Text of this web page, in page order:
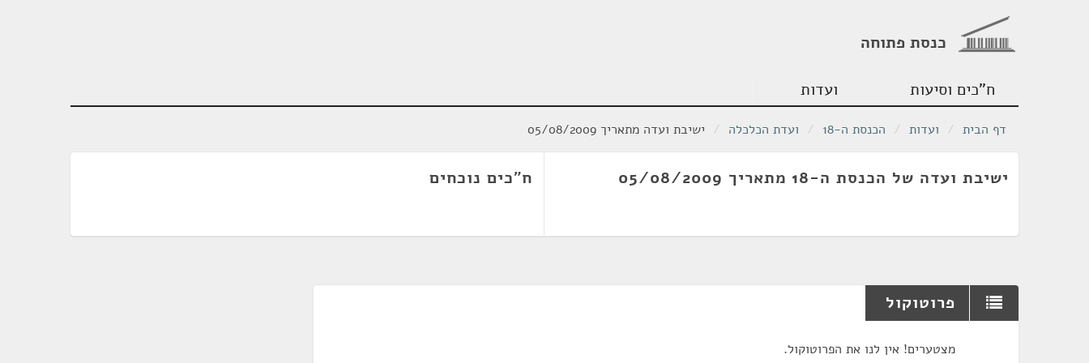
כנסת פתוחה
ח"כים וסיעות ועדות
דף הבית / ועדות / הכנסת ה-18 / ועדת הכלכלה / ישיבת ועדה מתאריך 05/08/2009
ישיבת ועדה של הכנסת ה-18 מתאריך 05/08/2009 ח"כים נוכחים
פרוטוקול
מצטערים! אין לנו את הפרוטוקול.